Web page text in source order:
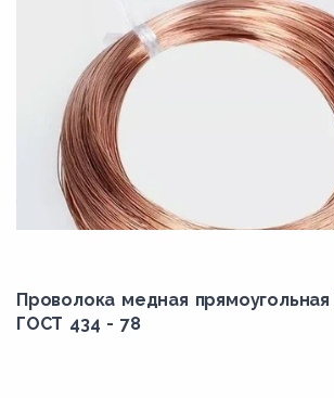
Проволока медная
ГОСТ 434 - 78